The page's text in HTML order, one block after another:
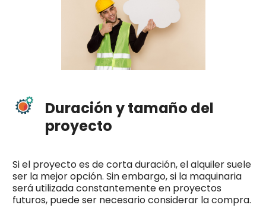
Duración y tamaño del
proyecto
Si el proyecto es de corta duración, el alquiler suele
ser la mejor opción. Sin embargo, si la maquinaria
será utilizada constantemente en proyectos
futuros, puede ser necesario considerar la compra.